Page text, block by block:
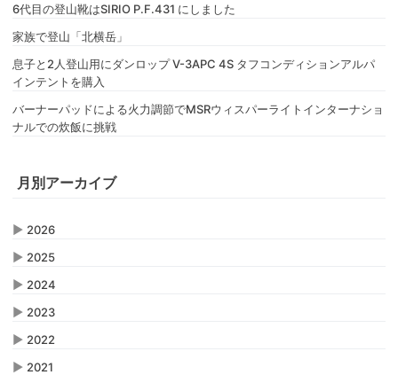
6代目の登山靴はSIRIO P.F.431 にしました
家族で登山「北横岳」
息子と2人登山用にダンロップ V-3APC 4S タフコンディションアルパ
インテントを購入
バーナーパッドによる火力調節でMSRウィスパーライトインターナショ
ナルでの炊飯に挑戦
月別アーカイブ
▶ 2026
▶ 2025
▶ 2024
▶ 2023
▶ 2022
▶ 2021